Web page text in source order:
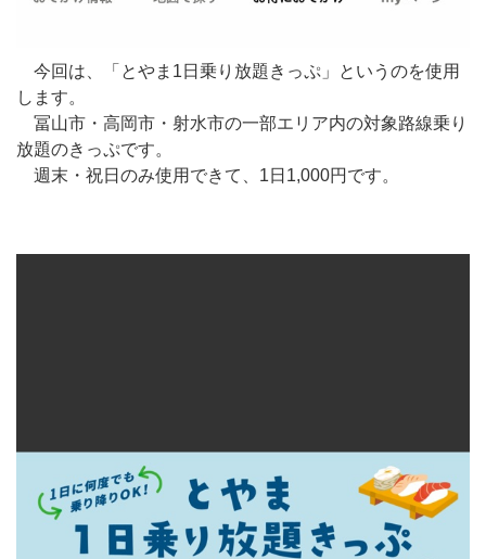
今回は、「とやま1日乗り放題きっぷ」というのを使用
します。
冨山市・高岡市・射水市の一部エリア内の対象路線乗り
放題のきっぷです。
週末・祝日のみ使用できて、1日1,000円です。